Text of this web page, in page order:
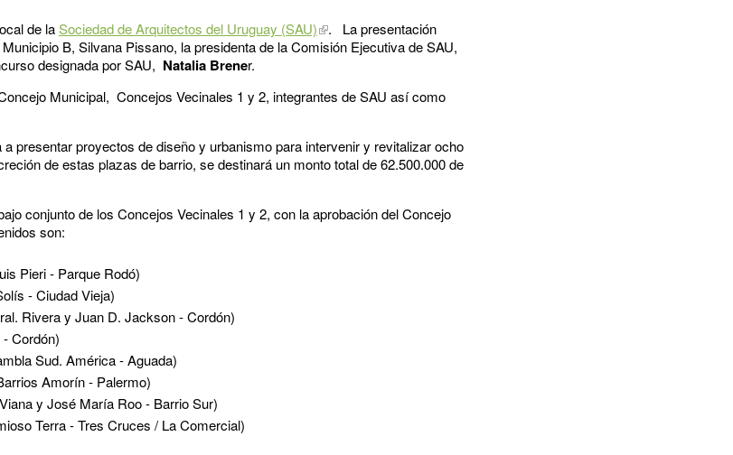
de laSociedad de Arquitectos del Uruguay (SAU)
. La presentación
B, Silvana Pissano, la presidenta de la Comisión Ejecutiva de SAU,
designada por SAU, Natalia Brener.
Municipal, Concejos Vecinales 1 y 2, integrantes de SAU así como
presentar proyectos de diseño y urbanismo para intervenir y revitalizar ocho
de estas plazas de barrio, se destinará un monto total de 62.500.000 de
conjunto de los Concejos Vecinales 1 y 2, con la aprobación del Concejo
son:
Pieri - Parque Rodó)
- Ciudad Vieja)
Rivera y Juan D. Jackson - Cordón)
Cordón)
Sud. América - Aguada)
Amorín - Palermo)
y José María Roo - Barrio Sur)
Terra - Tres Cruces / La Comercial)